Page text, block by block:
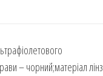
– чорний;матеріал лінз